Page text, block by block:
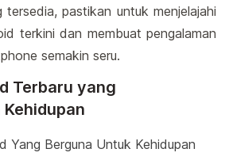
tersedia, pastikan untuk menjelajahi
terkini dan membuat pengalaman
semakin seru.
Terbaru yang